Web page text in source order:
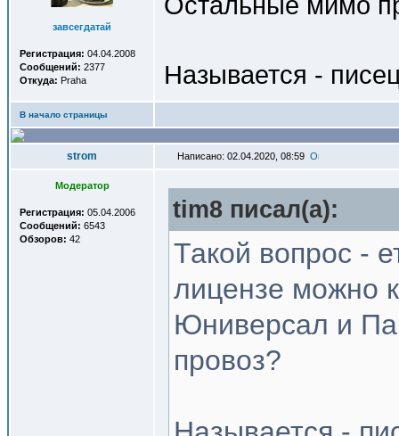
завсегдатай
Регистрация: 04.04.2008
Сообщений: 2377
Откуда: Praha Называется -
В начало страницы
strom Написано: 02.04.2020, 08:59
Модератор
Регистрация: 05.04.2006
Сообщений: 6543
Обзоров: 42
tim8 писал(a):
Такой вопрос -
лицензе можно
Юниверсал и
провоз?